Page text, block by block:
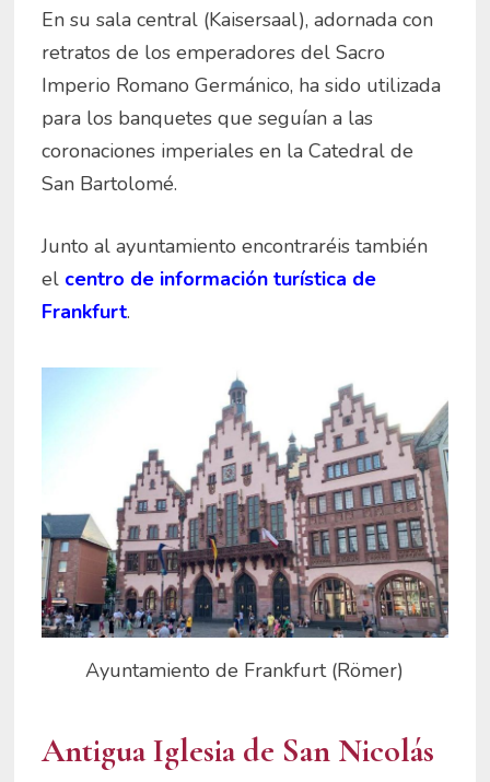
En su sala central (Kaisersaal), adornada con
retratos de los emperadores del Sacro
Imperio Romano Germánico, ha sido utilizada
para los banquetes que seguían a las
coronaciones imperiales en la Catedral de
San Bartolomé.
Junto al ayuntamiento encontraréis también
el centro de información turística de
Frankfurt.
Ayuntamiento de Frankfurt (Römer)
Antigua Iglesia de San Nicolás